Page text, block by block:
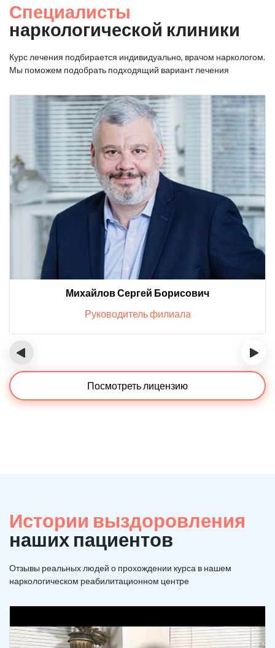
Специалисты
наркологической клиники
Курс лечения подбирается индивидуально, врачом наркологом.
Мы поможем подобрать подходящий вариант лечения
Михайлов Сергей Борисович
Руководитель филиала
‹ ›
Посмотреть лицензию
Истории выздоровления
наших пациентов
Отзывы реальных людей о прохождении курса в нашем
наркологическом реабилитационном центре